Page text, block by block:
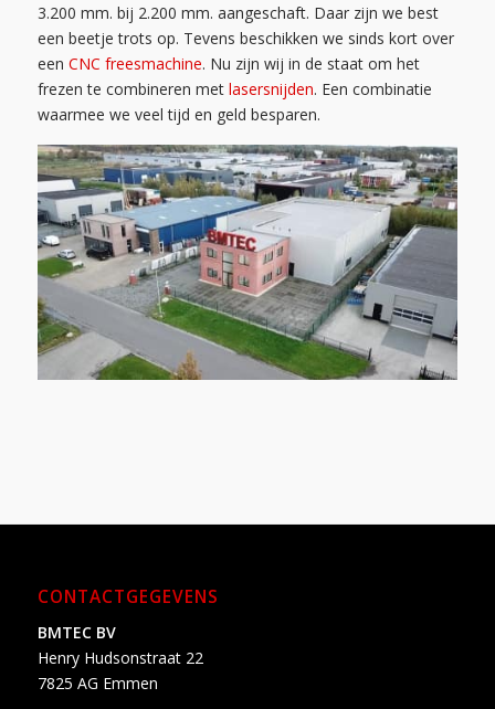
3.200 mm. bij 2.200 mm. aangeschaft. Daar zijn we best
een beetje trots op. Tevens beschikken we sinds kort over
een CNC freesmachine. Nu zijn wij in de staat om het
frezen te combineren met lasersnijden. Een combinatie
waarmee we veel tijd en geld besparen.
CONTACTGEGEVENS
BMTEC BV
Henry Hudsonstraat 22
7825 AG Emmen